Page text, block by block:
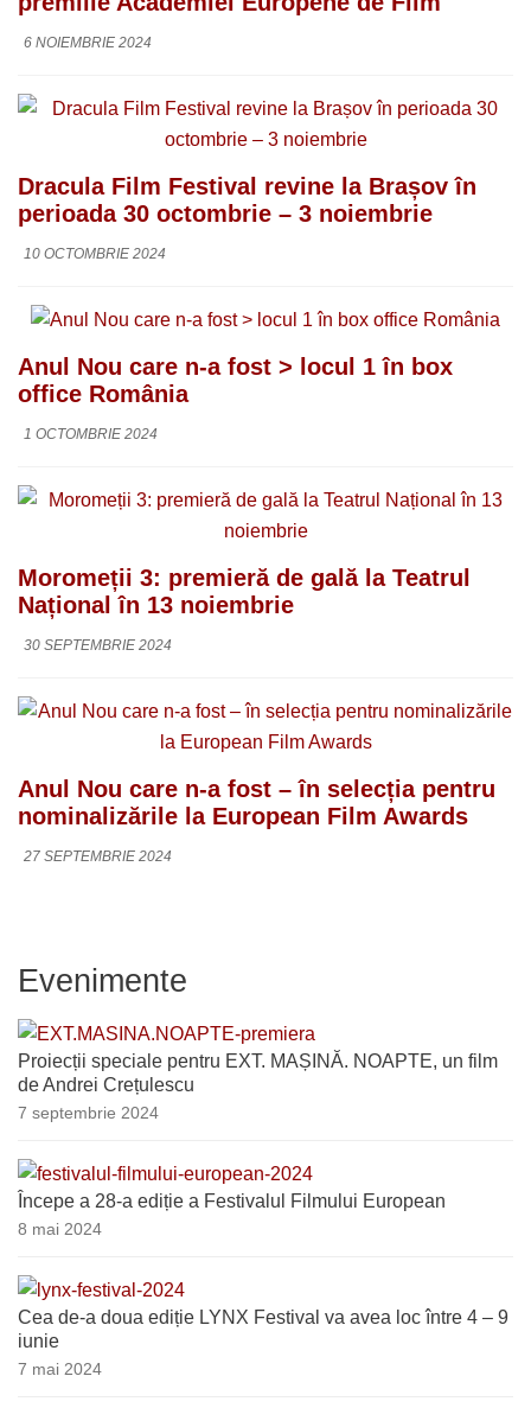
6 NOIEMBRIE 2024
Dracula Film Festival revine la Brașov în
perioada 30 octombrie – 3 noiembrie
10 OCTOMBRIE 2024
Anul Nou care n-a fost > locul 1 în box
office România
1 OCTOMBRIE 2024
Moromeții 3: premieră de gală la Teatrul
Național în 13 noiembrie
30 SEPTEMBRIE 2024
Anul Nou care n-a fost – în selecția pentru
nominalizările la European Film Awards
27 SEPTEMBRIE 2024
Evenimente
Proiecții speciale pentru EXT. MAȘINĂ. NOAPTE, un film
de Andrei Crețulescu
7 septembrie 2024
Începe a 28-a ediție a Festivalul Filmului European
8 mai 2024
Cea de-a doua ediție LYNX Festival va avea loc între 4 – 9
iunie
7 mai 2024